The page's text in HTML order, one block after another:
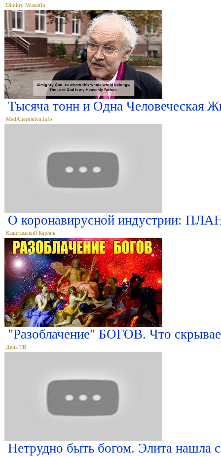
Dimitry Mustafin
Тысяча тонн и Одна Человеческая
MedAlternativa.info
О коронавирусной индустрии:
Кыштымский Карлик
"Разоблачение" БОГОВ. Что
День ТВ
Нетрудно быть богом. Элита нашла